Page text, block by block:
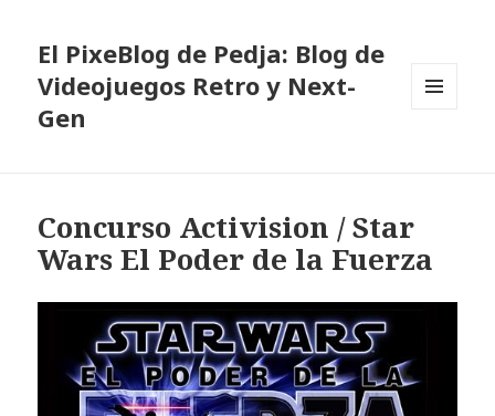
El PixeBlog de Pedja: Blog de
Videojuegos Retro y Next-
Gen
Concurso Activision / Star
Wars El Poder de la Fuerza